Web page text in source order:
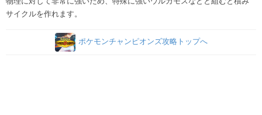
サイクルを作れます。
ポケモンチャンピオンズ攻略トップへ